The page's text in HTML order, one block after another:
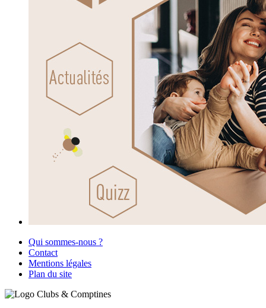
Qui sommes-nous ?
Contact
Mentions légales
Plan du site